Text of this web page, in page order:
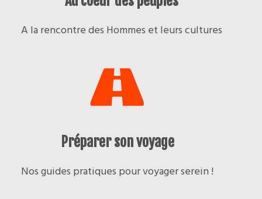
A la rencontre des Hommes et leurs cultures
Préparer son voyage
Nos guides pratiques pour voyager serein !